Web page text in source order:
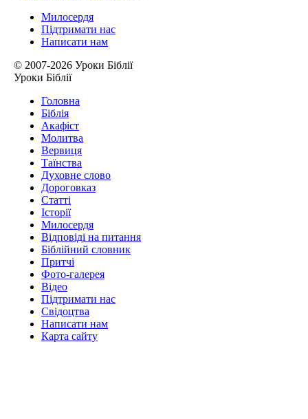
Милосердя
Підтримати нас
Написати нам
© 2007-2026 Уроки Біблії
Уроки Біблії
Головна
Біблія
Акафіст
Молитва
Вервиця
Таїнства
Духовне слово
Дороговказ
Cтатті
Історії
Милосердя
Відповіді на питання
Біблійний словник
Притчі
Фото-галерея
Відео
Підтримати нас
Свідоцтва
Написати нам
Карта сайту